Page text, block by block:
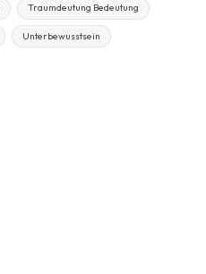
Traumdeutung Bedeutung
Unterbewusstsein